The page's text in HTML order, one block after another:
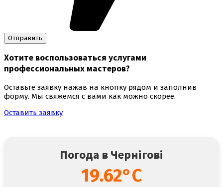
Хотите воспользоваться услугами
профессиональных мастеров?
Оставьте заявку нажав на кнопку рядом и заполнив
форму. Мы свяжемся с вами как можно скорее.
Оставить заявку
Погода в Чернігові
19.62°C